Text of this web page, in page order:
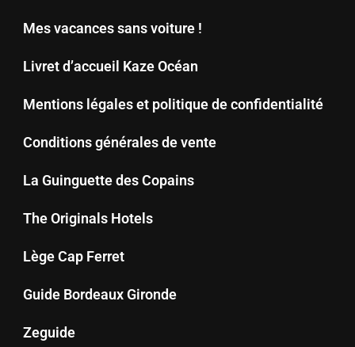
Mes vacances sans voiture !
Livret d’accueil Kaze Océan
Mentions légales et politique de confidentialité
Conditions générales de vente
La Guinguette des Copains
The Originals Hotels
Lège Cap Ferret
Guide Bordeaux Gironde
Zeguide